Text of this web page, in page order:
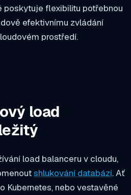
poskytuje flexibilitu potřebnou
efektivnímu zvládání
prostředí.
load
load balanceru v cloudu,
shlukování databází. Ať
Kubernetes, nebo vestavěné